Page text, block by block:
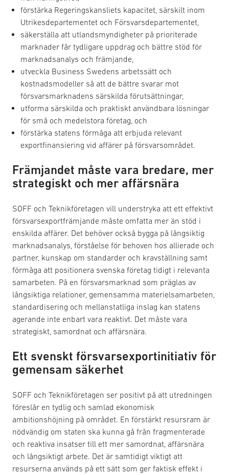
förstärka Regeringskansliets kapacitet, särskilt inom
Utrikesdepartementet och Försvarsdepartementet,
säkerställa att utlandsmyndigheter på prioriterade
marknader får tydligare uppdrag och bättre stöd för
marknadsanalys och främjande,
utveckla Business Swedens arbetssätt och
kostnadsmodeller så att de bättre svarar mot
försvarsmarknadens särskilda förutsättningar,
utforma särskilda och praktiskt användbara lösningar
för små och medelstora företag, och
förstärka statens förmåga att erbjuda relevant
exportfinansiering vid affärer på försvarsområdet.
Främjandet måste vara bredare, mer
strategiskt och mer affärsnära
SOFF och Teknikföretagen vill understryka att ett effektivt
försvarsexportfrämjande måste omfatta mer än stöd i
enskilda affärer. Det behöver också bygga på långsiktig
marknadsanalys, förståelse för behoven hos allierade och
partner, kunskap om standarder och kravställning samt
förmåga att positionera svenska företag tidigt i relevanta
samarbeten. På en försvarsmarknad som präglas av
långsiktiga relationer, gemensamma materielsamarbeten,
standardisering och mellanstatliga inslag kan statens
agerande inte enbart vara reaktivt. Det måste vara
strategiskt, samordnat och affärsnära.
Ett svenskt försvarsexportinitiativ för
gemensam säkerhet
SOFF och Teknikföretagen ser positivt på att utredningen
föreslår en tydlig och samlad ekonomisk
ambitionshöjning på området. En förstärkt resursram är
nödvändig om staten ska kunna gå från fragmenterade
och reaktiva insatser till ett mer samordnat, affärsnära
och långsiktigt arbete. Det är samtidigt viktigt att
resurserna används på ett sätt som ger faktisk effekt i